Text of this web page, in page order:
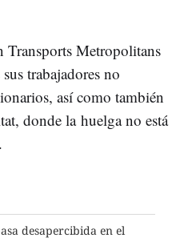
Transports Metropolitans
trabajadores no
así como también
donde la huelga no está
desapercibida en el